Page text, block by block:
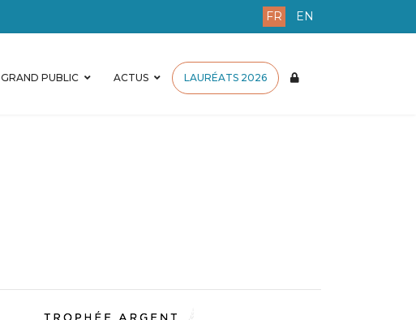
FR EN
GRAND PUBLIC ACTUS LAURÉATS 2026